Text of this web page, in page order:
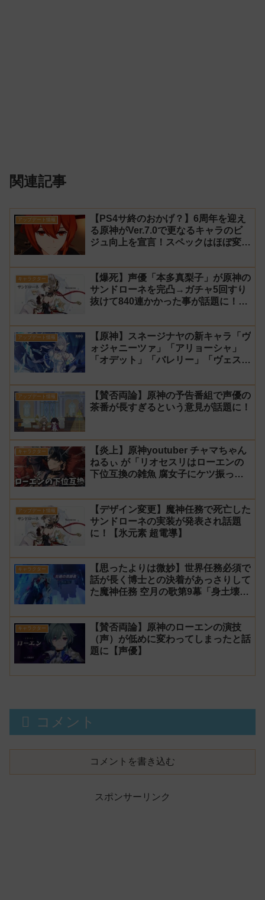
関連記事
アップデート情報
【PS4サ終のおかげ？】6周年を迎え
る原神がVer.7.0で更なるキャラのビ
ジュ向上を宣言！スペックはほぼ変わ
キャラクター
【爆死】声優「本多真梨子」が原神の
サンドローネを完凸→ガチャ5回すり
抜けて840連かかった事が話題に！
アップデート情報
【原神】スネージナヤの新キャラ「ヴ
ォジャニーツァ」「アリョーシャ」
「オデット」「バレリー」「ヴェス
「アナスターシャ・フョードロヴナ・
スネージナヤ」が一斉に発表！【声優
氷神 第10位】
アップデート情報
【賛否両論】原神の予告番組で声優の
茶番が長すぎるという意見が話題に！
キャラクター
【炎上】原神youtuber チャマちゃん
ねるぃ が「リオセスリはローエンの
下位互換の雑魚 腐女子にケツ振って
アップデート情報
【デザイン変更】魔神任務で死亡した
サンドローネの実装が発表され話題
に！【氷元素 超電導】
キャラクター
【思ったよりは微妙】世界任務必須で
話が長く博士との決着があっさりして
た魔神任務 空月の歌第9幕「身土壊
プラーナ」感想
キャラクター
【賛否両論】原神のローエンの演技
（声）が低めに変わってしまったと話
題に【声優】
コメント
コメントを書き込む
スポンサーリンク